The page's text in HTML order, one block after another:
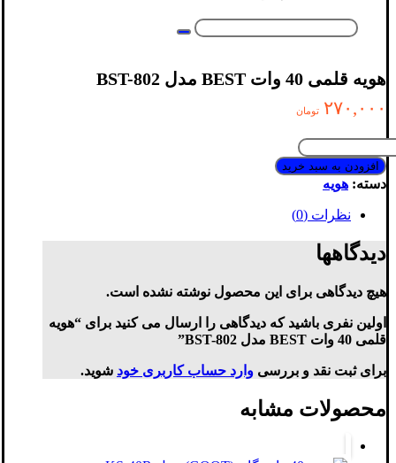
هویه قلمی 40 وات BEST مدل BST-802
۲۷۰,۰۰۰ تومان
قلمی
40
BEST
BST-
802
افزودن به سبد خرید
دسته: هویه
نظرات (0)
دیدگاهها
هیچ دیدگاهی برای این محصول نوشته نشده است.
اولین نفری باشید که دیدگاهی را ارسال می کنید برای “هویه
قلمی 40 وات BEST مدل BST-802”
برای ثبت نقد و بررسی وارد حساب کاربری خود شوید.
محصولات مشابه